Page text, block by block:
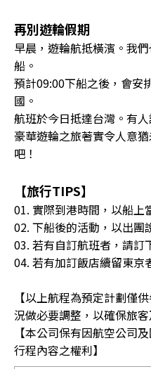
再別遊輪假期
早晨，遊輪航抵橫濱。我
船。
預計09:00下船之後，會安
國。
航班於今日抵達台灣。有
豪華遊輪之旅著實令人意
吧！
【旅行TIPS】
01. 實際到港時間，以船上
02. 下船後的活動，以出團
03. 若有自訂航班者，請訂
04. 若有加訂飯店續留東京
【以上航程為預定計劃僅
況做必要調整，以確保旅客
【本公司保有因航空公司
行程內容之權利】